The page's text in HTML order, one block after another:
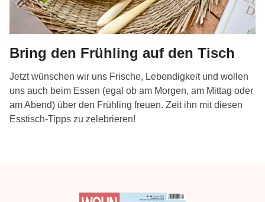
Bring den Frühling auf den Tisch
Jetzt wünschen wir uns Frische, Lebendigkeit und wollen
uns auch beim Essen (egal ob am Morgen, am Mittag oder
am Abend) über den Frühling freuen. Zeit ihn mit diesen
Esstisch-Tipps zu zelebrieren!